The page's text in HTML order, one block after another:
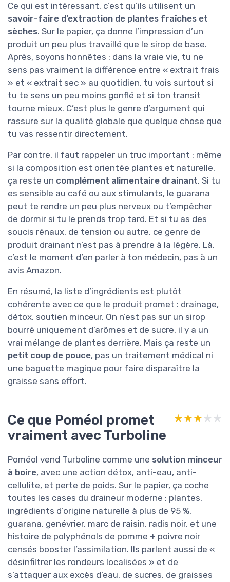
Ce qui est intéressant, c’est qu’ils utilisent un
savoir-faire d’extraction de plantes fraîches et
sèches. Sur le papier, ça donne l’impression d’un
produit un peu plus travaillé que le sirop de base.
Après, soyons honnêtes : dans la vraie vie, tu ne
sens pas vraiment la différence entre « extrait frais
» et « extrait sec » au quotidien, tu vois surtout si
tu te sens un peu moins gonflé et si ton transit
tourne mieux. C’est plus le genre d’argument qui
rassure sur la qualité globale que quelque chose que
tu vas ressentir directement.
Par contre, il faut rappeler un truc important : même
si la composition est orientée plantes et naturelle,
ça reste un complément alimentaire drainant. Si tu
es sensible au café ou aux stimulants, le guarana
peut te rendre un peu plus nerveux ou t’empêcher
de dormir si tu le prends trop tard. Et si tu as des
soucis rénaux, de tension ou autre, ce genre de
produit drainant n’est pas à prendre à la légère. Là,
c’est le moment d’en parler à ton médecin, pas à un
avis Amazon.
En résumé, la liste d’ingrédients est plutôt
cohérente avec ce que le produit promet : drainage,
détox, soutien minceur. On n’est pas sur un sirop
bourré uniquement d’arômes et de sucre, il y a un
vrai mélange de plantes derrière. Mais ça reste un
petit coup de pouce, pas un traitement médical ni
une baguette magique pour faire disparaître la
graisse sans effort.
Ce que Poméol promet
vraiment avec Turboline
★★★★★
★★★★★
Poméol vend Turboline comme une solution minceur
à boire, avec une action détox, anti-eau, anti-
cellulite, et perte de poids. Sur le papier, ça coche
toutes les cases du draineur moderne : plantes,
ingrédients d’origine naturelle à plus de 95 %,
guarana, genévrier, marc de raisin, radis noir, et une
histoire de polyphénols de pomme + poivre noir
censés booster l’assimilation. Ils parlent aussi de «
désinfiltrer les rondeurs localisées » et de
s’attaquer aux excès d’eau, de sucres, de graisses